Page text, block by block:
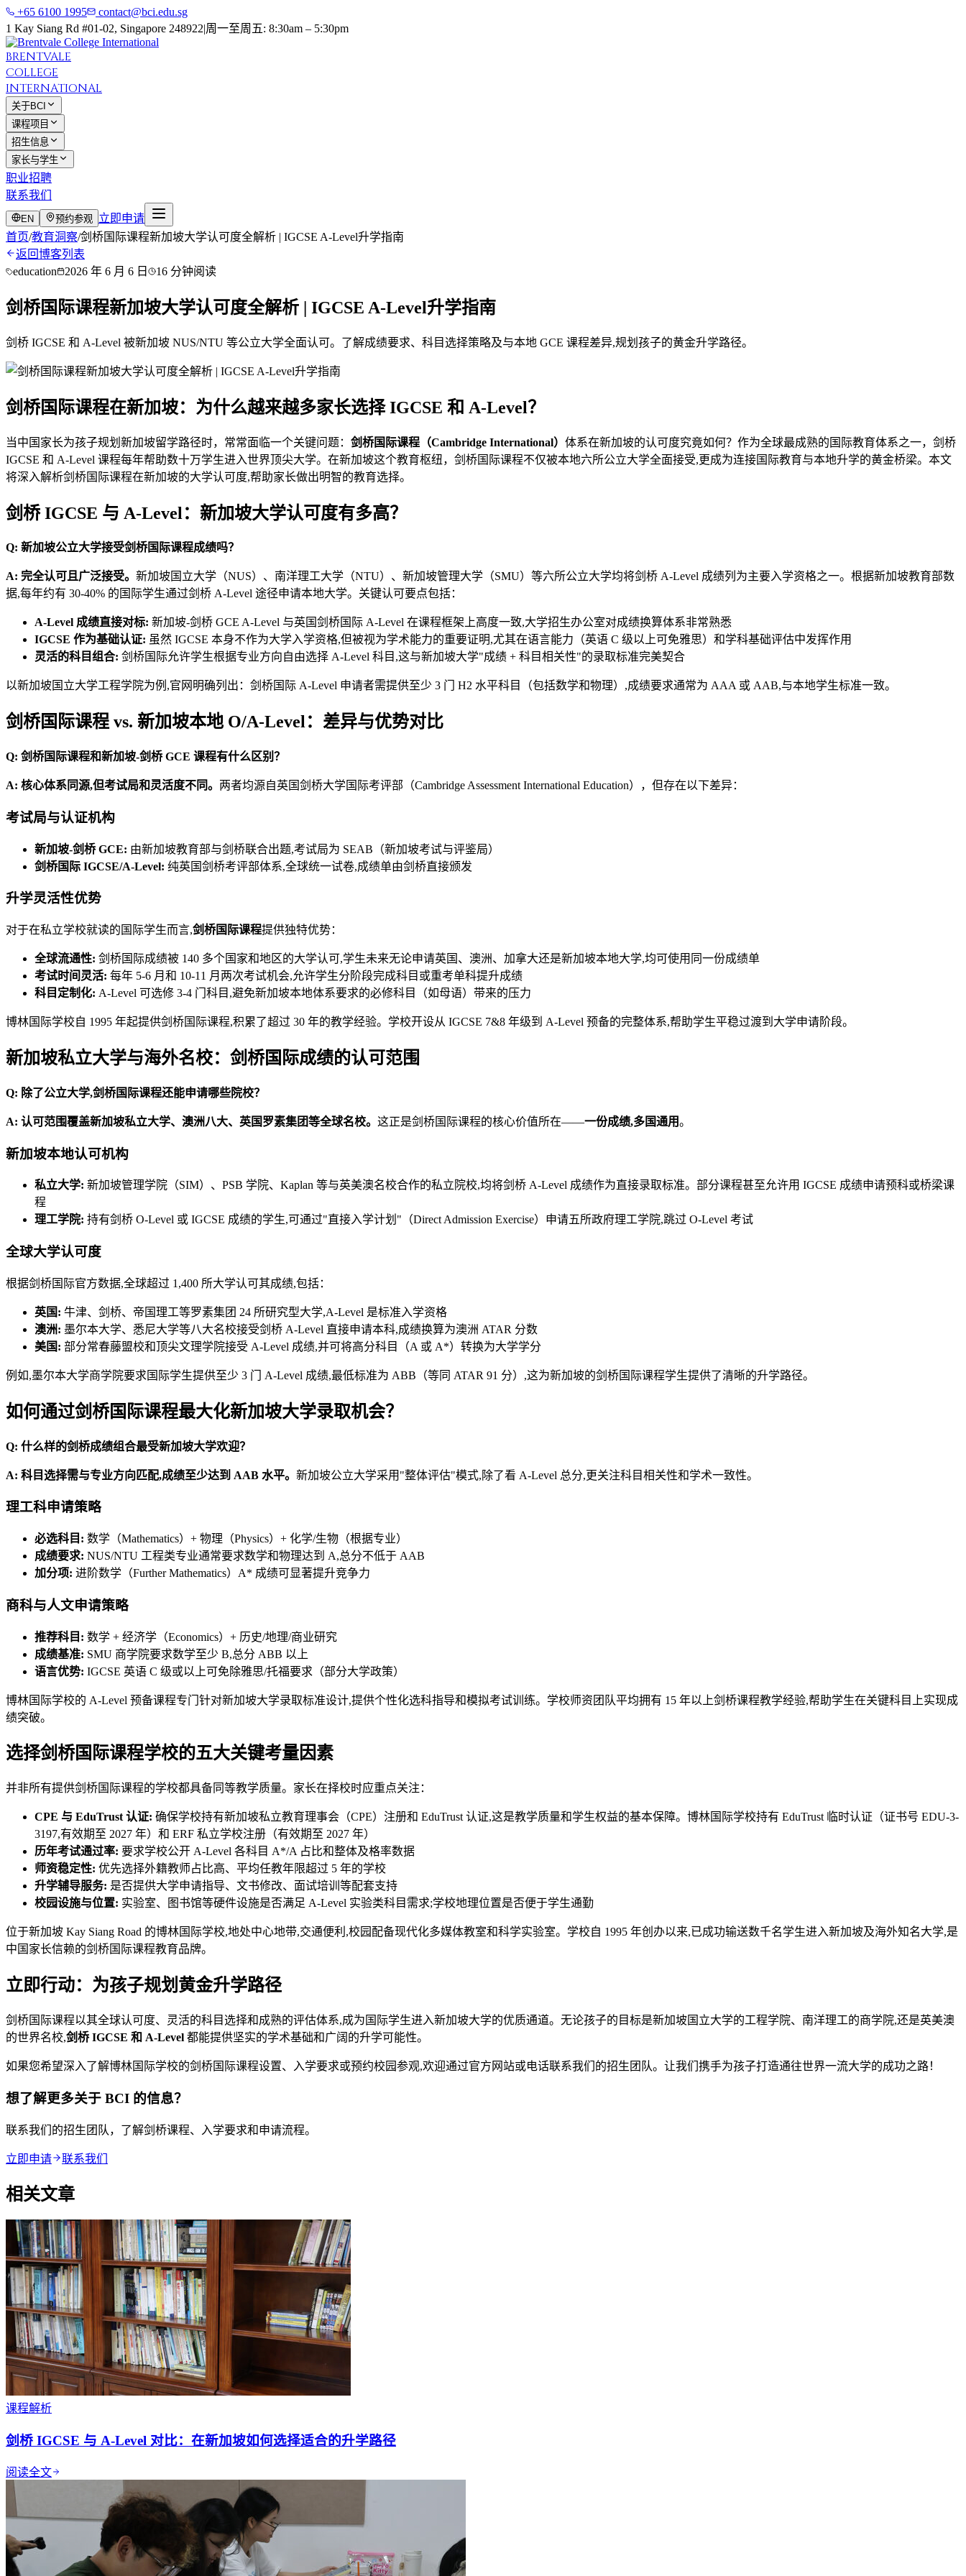
+65 6100 1995
contact@bci.edu.sg
1 Kay Siang Rd #01-02, Singapore 248922|周一至周五: 8:30am – 5:30pm
BRENTVALE
COLLEGE
INTERNATIONAL
关于BCI
课程项目
招生信息
家长与学生
职业招聘
联系我们
EN 预约参观 立即申请
首页/教育洞察/剑桥国际课程新加坡大学认可度全解析 | IGCSE A-Level升学指南
返回博客列表
education
2026 年 6 月 6 日 16 分钟阅读
剑桥国际课程新加坡大学认可度全解析 | IGCSE A-Level升学指南
剑桥 IGCSE 和 A-Level 被新加坡 NUS/NTU 等公立大学全面认可。了解成绩要求、科目选择策略及与本地 GCE 课程差异,规划孩子的黄金升学路径。
剑桥国际课程在新加坡：为什么越来越多家长选择 IGCSE 和 A-Level？
当中国家长为孩子规划新加坡留学路径时，常常面临一个关键问题： 剑桥国际课程（Cambridge International） 体系在新加坡的认可度究竟如何？作为全球最成熟的国际教育体系之一，剑桥
IGCSE 和 A-Level 课程每年帮助数十万学生进入世界顶尖大学。在新加坡这个教育枢纽，剑桥国际课程不仅被本地六所公立大学全面接受,更成为连接国际教育与本地升学的黄金桥梁。本文
将深入解析剑桥国际课程在新加坡的大学认可度,帮助家长做出明智的教育选择。
剑桥 IGCSE 与 A-Level：新加坡大学认可度有多高？
Q: 新加坡公立大学接受剑桥国际课程成绩吗？
A: 完全认可且广泛接受。 新加坡国立大学（NUS）、南洋理工大学（NTU）、新加坡管理大学（SMU）等六所公立大学均将剑桥 A-Level 成绩列为主要入学资格之一。根据新加坡教育部数
据,每年约有 30-40% 的国际学生通过剑桥 A-Level 途径申请本地大学。关键认可要点包括：
A-Level 成绩直接对标: 新加坡-剑桥 GCE A-Level 与英国剑桥国际 A-Level 在课程框架上高度一致,大学招生办公室对成绩换算体系非常熟悉
IGCSE 作为基础认证: 虽然 IGCSE 本身不作为大学入学资格,但被视为学术能力的重要证明,尤其在语言能力（英语 C 级以上可免雅思）和学科基础评估中发挥作用
灵活的科目组合: 剑桥国际允许学生根据专业方向自由选择 A-Level 科目,这与新加坡大学"成绩 + 科目相关性"的录取标准完美契合
以新加坡国立大学工程学院为例,官网明确列出：剑桥国际 A-Level 申请者需提供至少 3 门 H2 水平科目（包括数学和物理）,成绩要求通常为 AAA 或 AAB,与本地学生标准一致。
剑桥国际课程 vs. 新加坡本地 O/A-Level：差异与优势对比
Q: 剑桥国际课程和新加坡-剑桥 GCE 课程有什么区别？
A: 核心体系同源,但考试局和灵活度不同。 两者均源自英国剑桥大学国际考评部（Cambridge Assessment International Education），但存在以下差异：
考试局与认证机构
新加坡-剑桥 GCE: 由新加坡教育部与剑桥联合出题,考试局为 SEAB（新加坡考试与评鉴局）
剑桥国际 IGCSE/A-Level: 纯英国剑桥考评部体系,全球统一试卷,成绩单由剑桥直接颁发
升学灵活性优势
对于在私立学校就读的国际学生而言,剑桥国际课程提供独特优势：
全球流通性: 剑桥国际成绩被 140 多个国家和地区的大学认可,学生未来无论申请英国、澳洲、加拿大还是新加坡本地大学,均可使用同一份成绩单
考试时间灵活: 每年 5-6 月和 10-11 月两次考试机会,允许学生分阶段完成科目或重考单科提升成绩
科目定制化: A-Level 可选修 3-4 门科目,避免新加坡本地体系要求的必修科目（如母语）带来的压力
博林国际学校自 1995 年起提供剑桥国际课程,积累了超过 30 年的教学经验。学校开设从 IGCSE 7&8 年级到 A-Level 预备的完整体系,帮助学生平稳过渡到大学申请阶段。
新加坡私立大学与海外名校：剑桥国际成绩的认可范围
Q: 除了公立大学,剑桥国际课程还能申请哪些院校？
A: 认可范围覆盖新加坡私立大学、澳洲八大、英国罗素集团等全球名校。 这正是剑桥国际课程的核心价值所在——一份成绩,多国通用。
新加坡本地认可机构
私立大学: 新加坡管理学院（SIM）、PSB 学院、Kaplan 等与英美澳名校合作的私立院校,均将剑桥 A-Level 成绩作为直接录取标准。部分课程甚至允许用 IGCSE 成绩申请预科或桥梁课
程
理工学院: 持有剑桥 O-Level 或 IGCSE 成绩的学生,可通过"直接入学计划"（Direct Admission Exercise）申请五所政府理工学院,跳过 O-Level 考试
全球大学认可度
根据剑桥国际官方数据,全球超过 1,400 所大学认可其成绩,包括：
英国: 牛津、剑桥、帝国理工等罗素集团 24 所研究型大学,A-Level 是标准入学资格
澳洲: 墨尔本大学、悉尼大学等八大名校接受剑桥 A-Level 直接申请本科,成绩换算为澳洲 ATAR 分数
美国: 部分常春藤盟校和顶尖文理学院接受 A-Level 成绩,并可将高分科目（A 或 A*）转换为大学学分
例如,墨尔本大学商学院要求国际学生提供至少 3 门 A-Level 成绩,最低标准为 ABB（等同 ATAR 91 分）,这为新加坡的剑桥国际课程学生提供了清晰的升学路径。
如何通过剑桥国际课程最大化新加坡大学录取机会？
Q: 什么样的剑桥成绩组合最受新加坡大学欢迎？
A: 科目选择需与专业方向匹配,成绩至少达到 AAB 水平。 新加坡公立大学采用"整体评估"模式,除了看 A-Level 总分,更关注科目相关性和学术一致性。
理工科申请策略
必选科目: 数学（Mathematics）+ 物理（Physics）+ 化学/生物（根据专业）
成绩要求: NUS/NTU 工程类专业通常要求数学和物理达到 A,总分不低于 AAB
加分项: 进阶数学（Further Mathematics）A* 成绩可显著提升竞争力
商科与人文申请策略
推荐科目: 数学 + 经济学（Economics）+ 历史/地理/商业研究
成绩基准: SMU 商学院要求数学至少 B,总分 ABB 以上
语言优势: IGCSE 英语 C 级或以上可免除雅思/托福要求（部分大学政策）
博林国际学校的 A-Level 预备课程专门针对新加坡大学录取标准设计,提供个性化选科指导和模拟考试训练。学校师资团队平均拥有 15 年以上剑桥课程教学经验,帮助学生在关键科目上实现成
绩突破。
选择剑桥国际课程学校的五大关键考量因素
并非所有提供剑桥国际课程的学校都具备同等教学质量。家长在择校时应重点关注：
CPE 与 EduTrust 认证: 确保学校持有新加坡私立教育理事会（CPE）注册和 EduTrust 认证,这是教学质量和学生权益的基本保障。博林国际学校持有 EduTrust 临时认证（证书号 EDU-3-
3197,有效期至 2027 年）和 ERF 私立学校注册（有效期至 2027 年）
历年考试通过率: 要求学校公开 A-Level 各科目 A*/A 占比和整体及格率数据
师资稳定性: 优先选择外籍教师占比高、平均任教年限超过 5 年的学校
升学辅导服务: 是否提供大学申请指导、文书修改、面试培训等配套支持
校园设施与位置: 实验室、图书馆等硬件设施是否满足 A-Level 实验类科目需求;学校地理位置是否便于学生通勤
位于新加坡 Kay Siang Road 的博林国际学校,地处中心地带,交通便利,校园配备现代化多媒体教室和科学实验室。学校自 1995 年创办以来,已成功输送数千名学生进入新加坡及海外知名大学,是
中国家长信赖的剑桥国际课程教育品牌。
立即行动：为孩子规划黄金升学路径
剑桥国际课程以其全球认可度、灵活的科目选择和成熟的评估体系,成为国际学生进入新加坡大学的优质通道。无论孩子的目标是新加坡国立大学的工程学院、南洋理工的商学院,还是英美澳
的世界名校,剑桥 IGCSE 和 A-Level 都能提供坚实的学术基础和广阔的升学可能性。
如果您希望深入了解博林国际学校的剑桥国际课程设置、入学要求或预约校园参观,欢迎通过官方网站或电话联系我们的招生团队。让我们携手为孩子打造通往世界一流大学的成功之路！
想了解更多关于 BCI 的信息？
联系我们的招生团队，了解剑桥课程、入学要求和申请流程。
立即申请 联系我们
相关文章
课程解析
剑桥 IGCSE 与 A-Level 对比：在新加坡如何选择适合的升学路径
阅读全文